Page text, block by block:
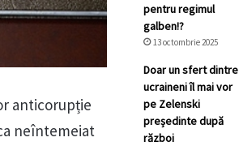
anticorupție
neîntemeiat
pentru regimul
galben!?
13 octombrie 2025
Doar un sfert dintre
ucraineni îl mai vor
pe Zelenski
președinte după
război